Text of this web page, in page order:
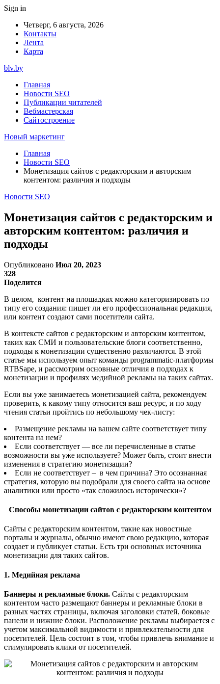
Sign in
Четверг, 6 августа, 2026
Контакты
Лента
Карта
blv.by
Главная
Новости SEO
Публикации читателей
Вебмастерская
Сайтостроение
Новый маркетинг
Главная
Новости SEO
Монетизация сайтов с редакторским и авторским
контентом: различия и подходы
Новости SEO
Монетизация сайтов с редакторским и
авторским контентом: различия и
подходы
Опубликовано Июл 20, 2023
328
Поделится
В целом, контент на площадках можно категоризировать по
типу его создания: пишет ли его профессиональная редакция,
или контент создают сами посетители сайта.
В контексте сайтов с редакторским и авторским контентом,
таких как СМИ и пользовательские блоги соответственно,
подходы к монетизации существенно различаются. В этой
статье мы используем опыт команды programmatic-платформы
RTBSape, и рассмотрим основные отличия в подходах к
монетизации и профилях медийной рекламы на таких сайтах.
Если вы уже занимаетесь монетизацией сайта, рекомендуем
проверить, к какому типу относится ваш ресурс, и по ходу
чтения статьи пройтись по небольшому чек-листу:
Размещение рекламы на вашем сайте соответствует типу
контента на нем?
Если соответствует — все ли перечисленные в статье
возможности вы уже используете? Может быть, стоит внести
изменения в стратегию монетизации?
Если не соответствует – в чем причина? Это осознанная
стратегия, которую вы подобрали для своего сайта на основе
аналитики или просто «так сложилось исторически»?
Способы монетизации сайтов с редакторским контентом
Сайты с редакторским контентом, такие как новостные
порталы и журналы, обычно имеют свою редакцию, которая
создает и публикует статьи. Есть три основных источника
монетизации для таких сайтов.
1. Медийная реклама
Баннеры и рекламные блоки. Сайты с редакторским
контентом часто размещают баннеры и рекламные блоки в
разных частях страницы, включая заголовки статей, боковые
панели и нижние блоки. Расположение рекламы выбирается с
учетом максимальной видимости и привлекательности для
посетителей. Цель состоит в том, чтобы привлечь внимание и
стимулировать клики от посетителей.